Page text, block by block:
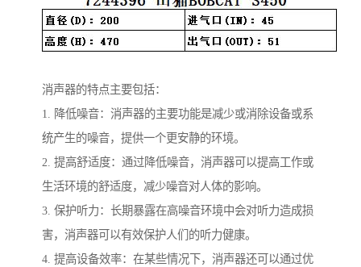
消声器的特点主要包括：
1. 降低噪音：消声器的主要功能是减少或消除设备或系
统产生的噪音，提供一个更安静的环境。
2. 提高舒适度：通过降低噪音，消声器可以提高工作或
生活环境的舒适度，减少噪音对人体的影响。
3. 保护听力：长期暴露在高噪音环境中会对听力造成损
害，消声器可以有效保护人们的听力健康。
4. 提高设备效率：在某些情况下，消声器还可以通过优